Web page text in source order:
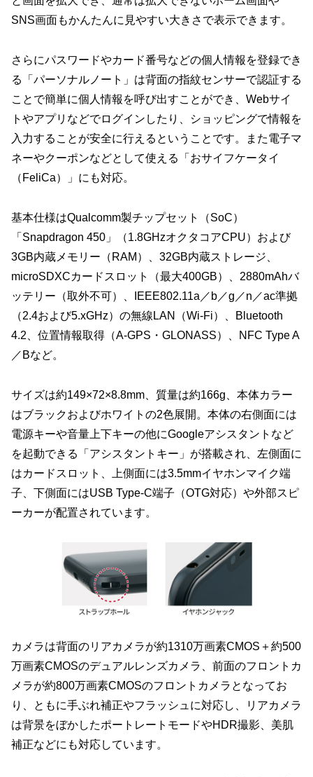
SNS画面もかんたんに見やすい大きさで表示できます。
さらにパスワードやカード番号などの個人情報を登録でき
る「パーソナルノート」は背面の指紋センサーで認証する
ことで簡単に個人情報を呼び出すことができ、Webサイ
トやアプリなどでログインしたり、ショッピングで情報を
入力することが安全に行えるということです。また電子マ
ネーやクーポンなどとして使える「おサイフケータイ
（FeliCa）」にも対応。
基本仕様はQualcomm製チップセット（SoC）
「Snapdragon 450」（1.8GHzオクタコアCPU）および
3GB内蔵メモリー（RAM）、32GB内蔵ストレージ、
microSDXCカードスロット（最大400GB）、2880mAhバ
ッテリー（取外不可）、IEEE802.11a／b／g／n／ac準拠
（2.4および5.xGHz）の無線LAN（Wi-Fi）、Bluetooth
4.2、位置情報取得（A-GPS・GLONASS）、NFC Type A
／Bなど。
サイズは約149×72×8.8mm、質量は約166g、本体カラー
はブラックおよびホワイトの2色展開。本体の右側面には
電源キーや音量上下キーの他にGoogleアシスタントなど
を起動できる「アシスタントキー」が搭載され、左側面に
はカードスロット、上側面には3.5mmイヤホンマイク端
子、下側面にはUSB Type-C端子（OTG対応）や外部スピ
ーカーが配置されています。
カメラは背面のリアカメラが約1310万画素CMOS＋約500
万画素CMOSのデュアルレンズカメラ、前面のフロントカ
メラが約800万画素CMOSのフロントカメラとなってお
り、ともに手ぶれ補正やフラッシュに対応し、リアカメラ
は背景をぼかしたポートレートモードやHDR撮影、美肌
補正などにも対応しています。